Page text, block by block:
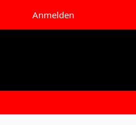
Anmelden